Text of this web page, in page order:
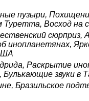
пузыри,
Восход на
Раскрытие
звуки в
Бразильское